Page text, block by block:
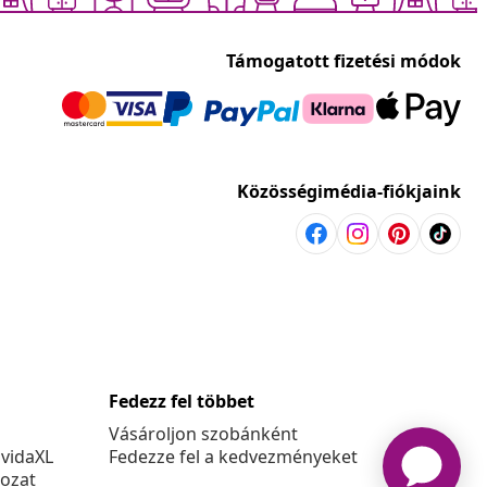
Támogatott fizetési módok
Közösségimédia-fiókjaink
Fedezz fel többet
Vásároljon szobánként
Fedezze fel a kedvezményeket